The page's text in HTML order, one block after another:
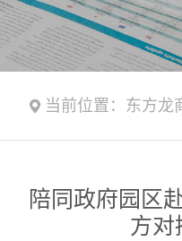
当前位置： 东方龙
陪同政府园区
方对